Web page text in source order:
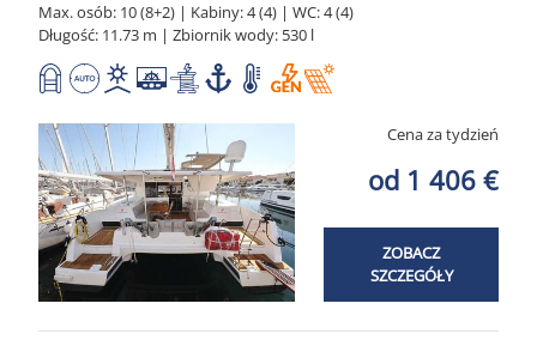
Max. osób: 10 (8+2) | Kabiny: 4 (4) | WC: 4 (4)
Długość: 11.73 m | Zbiornik wody: 530 l
Cena za tydzień
od 1 406 €
ZOBACZ
SZCZEGÓŁY